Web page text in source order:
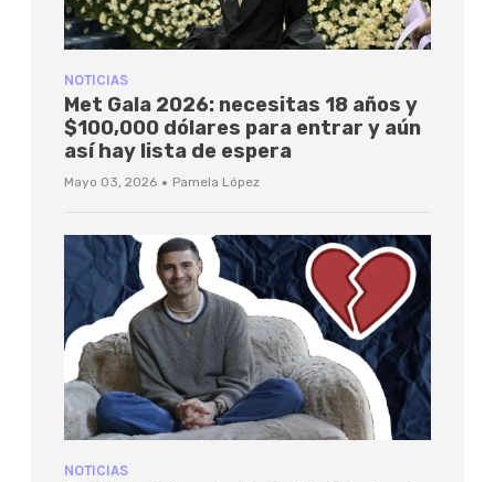
NOTICIAS
Met Gala 2026: necesitas 18 años y
$100,000 dólares para entrar y aún
así hay lista de espera
Mayo 03, 2026 · Pamela López
NOTICIAS